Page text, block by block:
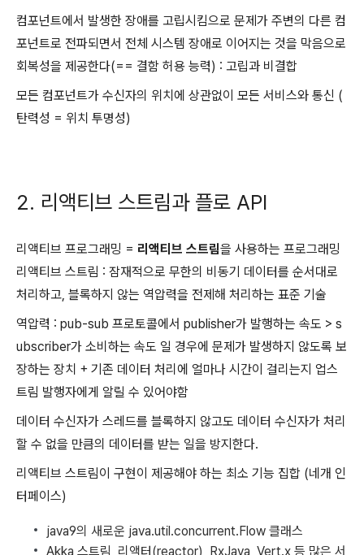
컴포넌트에서 발생한 장애를 고립시킴으로 문제가 주변의 다른 컴
포넌트로 전파되면서 전체 시스템 장애로 이어지는 것을 막음으로
회복성을 제공한다(== 결함 허용 능력) : 고립과 비결합
모든 컴포넌트가 수신자의 위치에 상관없이 모든 서비스와 통신 (
탄력성 = 위치 투명성)
2. 리액티브 스트림과 플로 API
리액티브 프로그래밍 = 리액티브 스트림을 사용하는 프로그래밍
리액티브 스트림 : 잠재적으로 무한의 비동기 데이터를 순서대로
처리하고, 블록하지 않는 역압력을 전제해 처리하는 표준 기술
역압력 : pub-sub 프로토콜에서 publisher가 발행하는 속도 > s
ubscriber가 소비하는 속도 일 경우에 문제가 발생하지 않도록 보
장하는 장치 + 기존 데이터 처리에 얼마나 시간이 걸리는지 업스
트림 발행자에게 알릴 수 있어야함
데이터 수신자가 스레드를 블록하지 않고도 데이터 수신자가 처리
할 수 없을 만큼의 데이터를 받는 일을 방지한다.
리액티브 스트림이 구현이 제공해야 하는 최소 기능 집합 (네개 인
터페이스)
java9의 새로운 java.util.concurrent.Flow 클래스
Akka 스트림, 리액터(reactor), RxJava, Vert.x 등 많은 서